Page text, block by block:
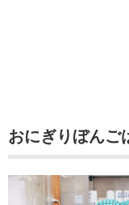
おにぎりぼんご